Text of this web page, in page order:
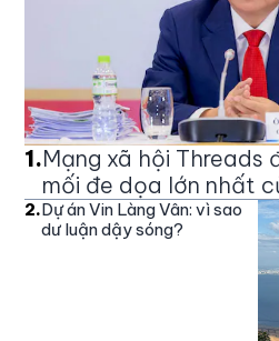
1.Mạng xã hội Threads
mối đe dọa lớn nhất
2.Dự án Vin Làng Vân: vì sao
dư luận dậy sóng?